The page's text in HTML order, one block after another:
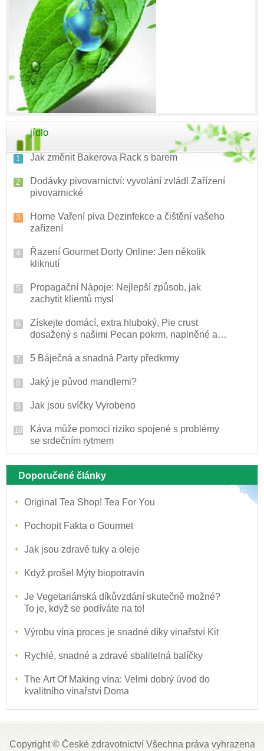
jídlo
Jak změnit Bakerova Rack s barem
Dodávky pivovarnictví: vyvolání zvládl Zařízení
pivovarnické
Home Vaření piva Dezinfekce a čištění vašeho
zařízení
Řazení Gourmet Dorty Online: Jen několik
kliknutí
Propagační Nápoje: Nejlepší způsob, jak
zachytit klientů mysl
Získejte domácí, extra hluboký, Pie crust
dosažený s našimi Pecan pokrm, naplněné až
5 Báječná a snadná Party předkrmy
Jaký je původ mandlemi?
Jak jsou svíčky Vyrobeno
Káva může pomoci riziko spojené s problémy
se srdečním rytmem
Doporučené články
Original Tea Shop! Tea For You
Pochopit Fakta o Gourmet
Jak jsou zdravé tuky a oleje
Když prošel Mýty biopotravin
Je Vegetariánská díkůvzdání skutečně možné?
To je, když se podíváte na to!
Výrobu vína proces je snadné díky vinařství Kit
Rychlé, snadné a zdravé sbalitelná balíčky
The Art Of Making vína: Velmi dobrý úvod do
kvalitního vinařství Doma
Copyright © České zdravotnictvíVšechna práva vyhrazena